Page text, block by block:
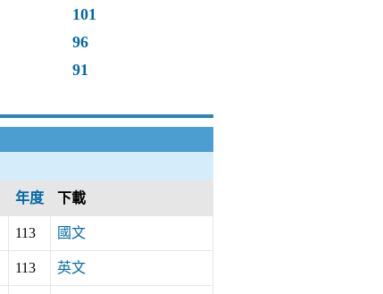
101
96
91
年度 下載
113 國文
113 英文